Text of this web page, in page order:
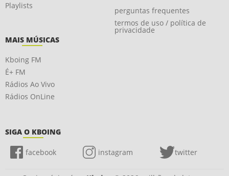
Playlists
perguntas frequentes
termos de uso / política de
privacidade
MAIS MÚSICAS
Kboing FM
É+ FM
Rádios Ao Vivo
Rádios OnLine
SIGA O KBOING
facebook instagram twitter